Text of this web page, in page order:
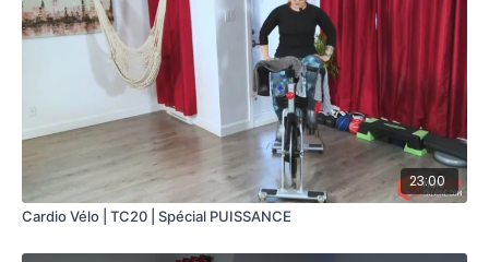
23:00
Cardio Vélo | TC20 | Spécial PUISSANCE